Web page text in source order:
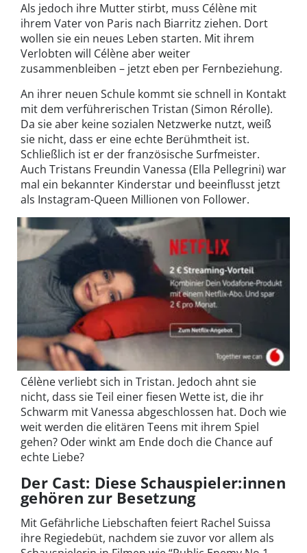
Als jedoch ihre Mutter stirbt, muss Célène mit
ihrem Vater von Paris nach Biarritz ziehen. Dort
wollen sie ein neues Leben starten. Mit ihrem
Verlobten will Célène aber weiter
zusammenbleiben – jetzt eben per Fernbeziehung.
An ihrer neuen Schule kommt sie schnell in Kontakt
mit dem verführerischen Tristan (Simon Rérolle).
Da sie aber keine sozialen Netzwerke nutzt, weiß
sie nicht, dass er eine echte Berühmtheit ist.
Schließlich ist er der französische Surfmeister.
Auch Tristans Freundin Vanessa (Ella Pellegrini) war
mal ein bekannter Kinderstar und beeinflusst jetzt
als Instagram-Queen Millionen von Follower.
Célène verliebt sich in Tristan. Jedoch ahnt sie
nicht, dass sie Teil einer fiesen Wette ist, die ihr
Schwarm mit Vanessa abgeschlossen hat. Doch wie
weit werden die elitären Teens mit ihrem Spiel
gehen? Oder winkt am Ende doch die Chance auf
echte Liebe?
Der Cast: Diese Schauspieler:innen
gehören zur Besetzung
Mit Gefährliche Liebschaften feiert Rachel Suissa
ihre Regiedebüt, nachdem sie zuvor vor allem als